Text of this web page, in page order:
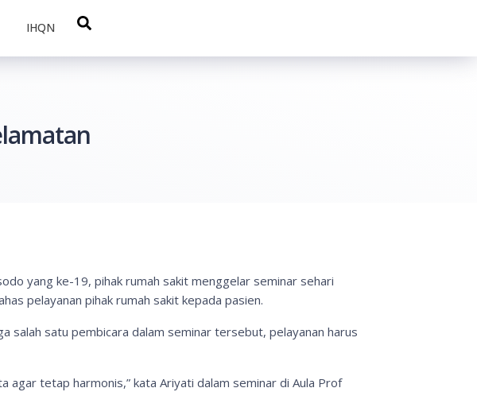
IHQN
yang ke-19, pihak rumah sakit menggelar seminar sehari
pelayanan pihak rumah sakit kepada pasien.
salah satu pembicara dalam seminar tersebut, pelayanan harus
agar tetap harmonis,” kata Ariyati dalam seminar di Aula Prof